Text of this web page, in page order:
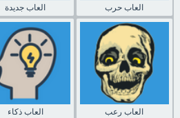
العاب جديدة العاب حرب
العاب ذكاء العاب رعب